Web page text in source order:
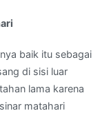
baik itu sebagai
di sisi luar
lama karena
matahari